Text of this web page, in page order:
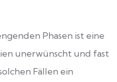
Phasen ist eine
unerwünscht und fast
Fällen ein